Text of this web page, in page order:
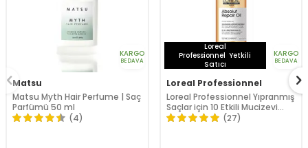
KARGO
BEDAVA
Matsu
Matsu Myth Hair Perfume | Saç
Parfümü 50 ml
(4)
Loreal
Professionnel Yetkili
Satıcı
KARGO
BEDAVA
Loreal Professionnel
Loreal Professionnel Yıpranmış
Saçlar için 10 Etkili Mucizevi
Bakım Yağı 90 ml
(27)